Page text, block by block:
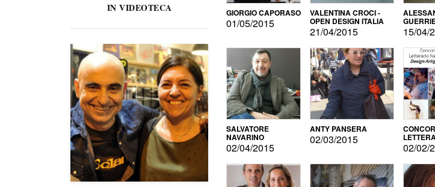
IN VIDEOTECA GIORGIO CAPORASO
01/05/2015
VALENTINA CROCI -
OPEN DESIGN ITALIA
21/04/2015 15/04/
SALVATORE
NAVARINO
02/04/2015
ANTY PANSERA
02/03/2015
02/02/